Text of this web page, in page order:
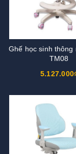
Ghế học sinh thông
TM08